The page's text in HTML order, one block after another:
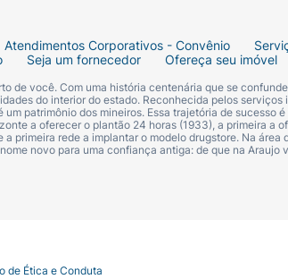
Atendimentos Corporativos - Convênio
Seja um fornecedor Ofereça seu imóvel
de você. Com uma história centenária que se
do interior do estado. Reconhecida pelos serviços
patrimônio dos mineiros. Essa trajetória de sucesso
a oferecer o plantão 24 horas (1933), a primeira a
primeira rede a implantar o modelo drugstore. Na área
novo para uma confiança antiga: de que na
de Ética e Conduta